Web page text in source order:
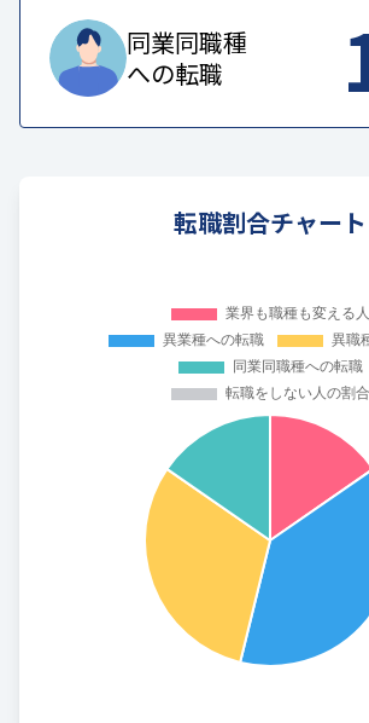
同業同職種
への転職
転職割合チャート